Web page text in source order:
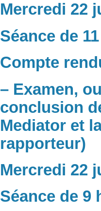
Mercredi 22
Séance de
Compte
– Examen,
conclusion
Mediator et
rapporteur)
Mercredi 22
Séance de 9